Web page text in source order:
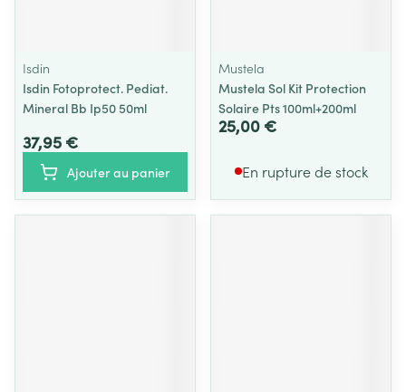
Isdin
Isdin Fotoprotect. Pediat.
Mineral Bb Ip50 50ml
37,95 €
Ajouter au panier
Mustela
Mustela Sol Kit Protection
Solaire Pts 100ml+200ml
25,00 €
En rupture de stock